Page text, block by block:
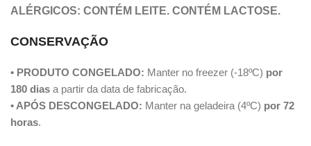
ALÉRGICOS: CONTÉM LEITE. CONTÉM LACTOSE.
CONSERVAÇÃO
• PRODUTO CONGELADO: Manter no freezer (-18ºC) por
180 dias a partir da data de fabricação.
• APÓS DESCONGELADO: Manter na geladeira (4ºC) por 72
horas.